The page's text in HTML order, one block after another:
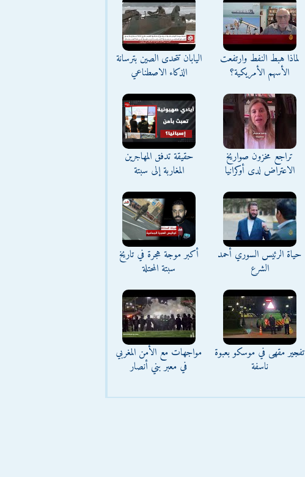
لماذا هبط النفط وارتفعت
الأسهم الأمريكية؟
اليابان تتحدى الصين بترسانة
الذكاء الاصطناعي
تراجع مخزون صواريخ
الاعتراض لدى أوكرانيا
حقيقة تدفق المهاجرين
المغاربة إلى سبتة
حياة الرئيس السوري أحمد
الشرع
أكبر موجة هجرة في تاريخ
سبتة المحتلة
تفجير مقهى في موسكو بعبوة
ناسفة
مواجهات مع الأمن المغربي
في معبر بني أنصار